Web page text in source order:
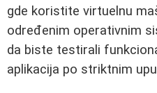
gde koristite virtuelnu
određenim operativnim
da biste testirali
aplikacija po striktnim